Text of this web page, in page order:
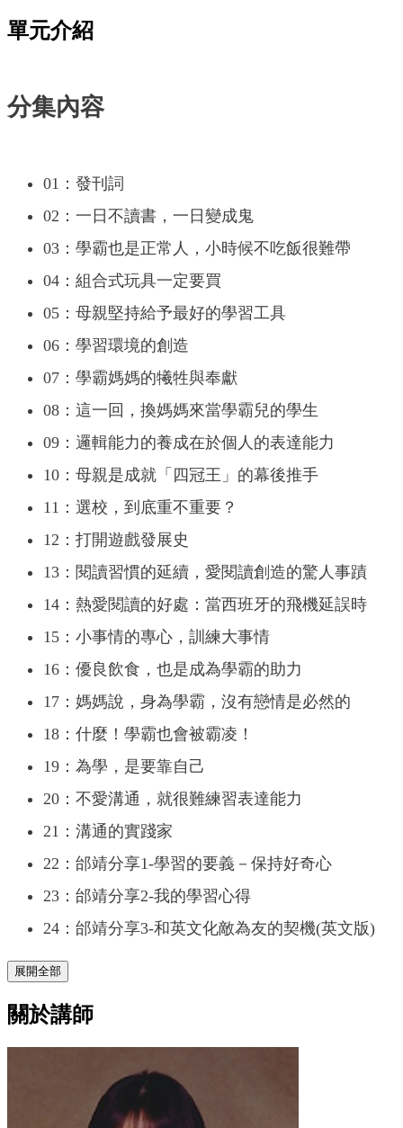
單元介紹
分集內容
01：發刊詞
02：一日不讀書，一日變成鬼
03：學霸也是正常人，小時候不吃飯很難帶
04：組合式玩具一定要買
05：母親堅持給予最好的學習工具
06：學習環境的創造
07：學霸媽媽的犧牲與奉獻
08：這一回，換媽媽來當學霸兒的學生
09：邏輯能力的養成在於個人的表達能力
10：母親是成就「四冠王」的幕後推手
11：選校，到底重不重要？
12：打開遊戲發展史
13：閱讀習慣的延續，愛閱讀創造的驚人事蹟
14：熱愛閱讀的好處：當西班牙的飛機延誤時
15：小事情的專心，訓練大事情
16：優良飲食，也是成為學霸的助力
17：媽媽說，身為學霸，沒有戀情是必然的
18：什麼！學霸也會被霸凌！
19：為學，是要靠自己
20：不愛溝通，就很難練習表達能力
21：溝通的實踐家
22：邰靖分享1-學習的要義－保持好奇心
23：邰靖分享2-我的學習心得
24：邰靖分享3-和英文化敵為友的契機(英文版)
展開全部
關於講師